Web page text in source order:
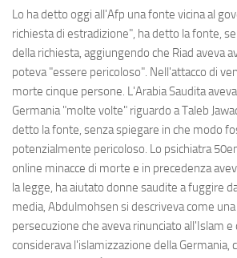
Lo ha detto oggi all'Afp una fonte vicina al
richiesta di estradizione", ha detto la fonte,
della richiesta, aggiungendo che Riad aveva
poteva "essere pericoloso". Nell'attacco di
morte cinque persone. L'Arabia Saudita
Germania "molte volte" riguardo a Taleb
detto la fonte, senza spiegare in che modo
potenzialmente pericoloso. Lo psichiatra
online minacce di morte e in precedenza
la legge, ha aiutato donne saudite a fuggire
media, Abdulmohsen si descriveva come
persecuzione che aveva rinunciato all'Islam e
considerava l'islamizzazione della Germania,